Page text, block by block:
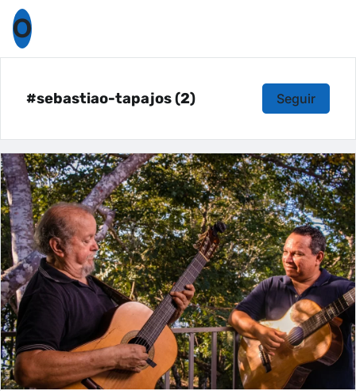
O
#sebastiao-tapajos (2) Seguir